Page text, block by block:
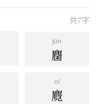
共7字
jūn
麕
ní
麑